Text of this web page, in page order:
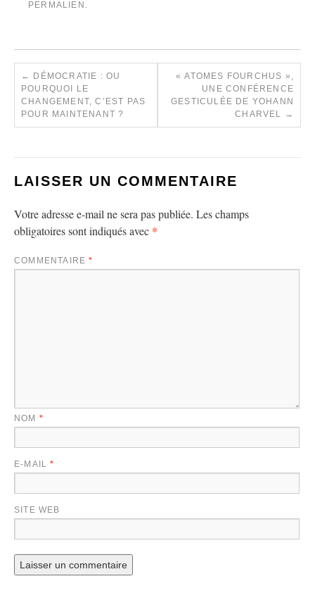
PERMALIEN .
←
DÉMOCRATIE : OU
POURQUOI LE
CHANGEMENT, C’EST PAS
POUR MAINTENANT ?
« ATOMES FOURCHUS »,
UNE CONFÉRENCE
GESTICULÉE DE YOHANN
CHARVEL →
LAISSER UN COMMENTAIRE
Votre adresse e-mail ne sera pas publiée. Les champs
obligatoires sont indiqués avec *
COMMENTAIRE*
NOM *
E-MAIL*
SITE WEB